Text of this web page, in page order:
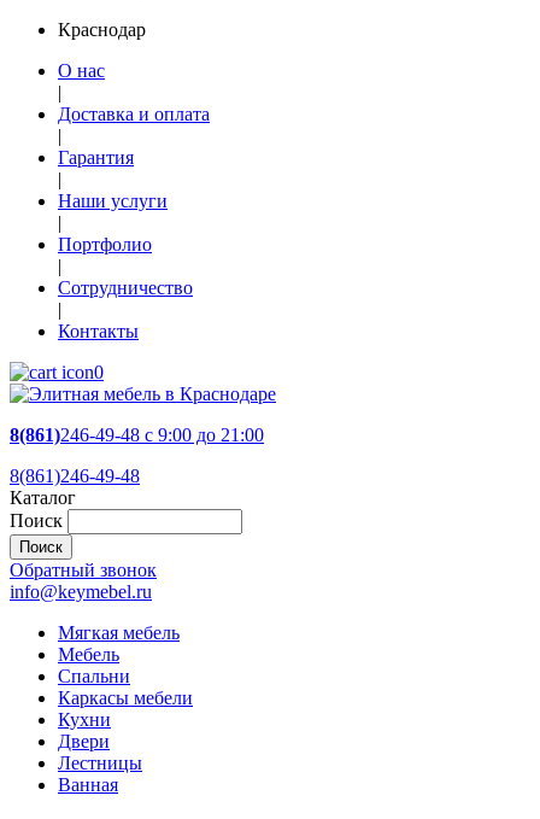
Краснодар
О нас
|
Доставка и оплата
|
Гарантия
|
Наши услуги
|
Портфолио
|
Сотрудничество
|
Контакты
0
8(861)246-49-48 c 9:00 до 21:00
8(861)246-49-48
Каталог
Поиск
Обратный звонок
info@keymebel.ru
Мягкая мебель
Мебель
Спальни
Каркасы мебели
Кухни
Двери
Лестницы
Ванная